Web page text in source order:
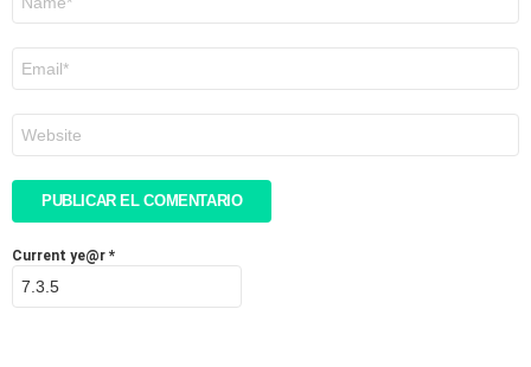
electrónico
*
Current ye@r *